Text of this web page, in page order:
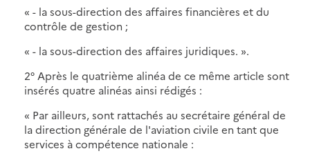
« - la sous-direction des affaires financières et du
contrôle de gestion ;
« - la sous-direction des affaires juridiques. ».
2° Après le quatrième alinéa de ce même article sont
insérés quatre alinéas ainsi rédigés :
« Par ailleurs, sont rattachés au secrétaire général de
la direction générale de l'aviation civile en tant que
services à compétence nationale :